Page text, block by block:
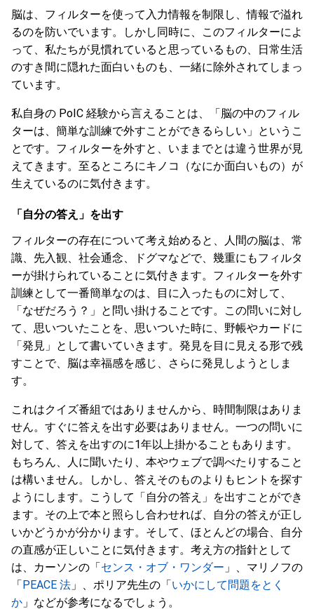
脳は、フィルターを使って入力情報を制限し、情報で溢れ
るのを防いでいます。しかし同時に、このフィルターによ
って、私たちが見慣れていると思っているもの、日常生活
のすき間に隠れた面白いものも、一緒に除外されてしまっ
ています。
私自身の PoIC 経験から言えることは、「脳の中のフィル
ターは、簡単な訓練で外すことができるらしい」というこ
とです。フィルターを外すと、いままでとは違う世界が見
えてきます。至るところにキノコ（なにか面白いもの）が
生えているのに気付きます。
「自分の答え」を出す
フィルターの存在について考え始めると、人間の脳は、常
識、先入観、社会通念、ドグマなどで、幾重にもフィルタ
ーが掛けられていることに気付きます。フィルターを外す
訓練として一番簡単なのは、目に入ったものに対して、
「なぜだろう？」と問い掛けることです。この問いに対し
て、思いついたことを、思いついた時に、野帳やカードに
「発見」として書いていきます。発見を目に見える形で残
すことで、脳は幸福感を感じ、さらに発見しようとしま
す。
これはクイズ番組ではありませんから、時間制限はありま
せん。すぐに答えを出す必要はありません。一つの問いに
対して、答えを出すのに1年以上掛かることもあります。
もちろん、人に聞いたり、本やウェブで調べたりすること
は構いません。しかし、答えそのものよりもヒントを探す
ようにします。こうして「自分の答え」を出すことができ
ます。その上で本と照らし合わせれば、自分の答えが正し
いかどうかが分かります。そして、ほとんどの場合、自分
の直感が正しいことに気付きます。考え方の指針として
は、カーソンの「センス・オブ・ワンダー 」、マリノフの
「PEACE 法 」、ポリア先生の「いかにして問題をとく
か 」などが参考になるでしょう。